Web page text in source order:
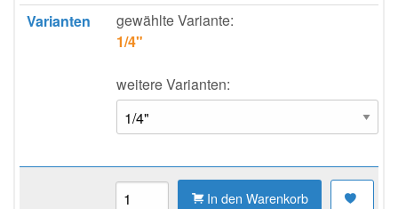
Varianten
gewählte Variante:
1/4"
weitere Varianten:
In den Warenkorb